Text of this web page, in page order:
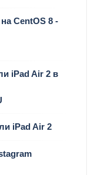
CentOS 8 -
iPad Air 2 в
iPad Air 2